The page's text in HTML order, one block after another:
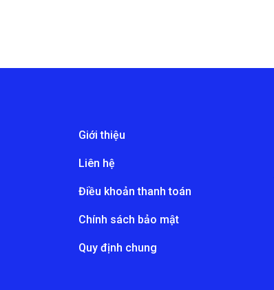
Giới thiệu
Liên hệ
Điều khoản thanh toán
Chính sách bảo mật
Quy định chung